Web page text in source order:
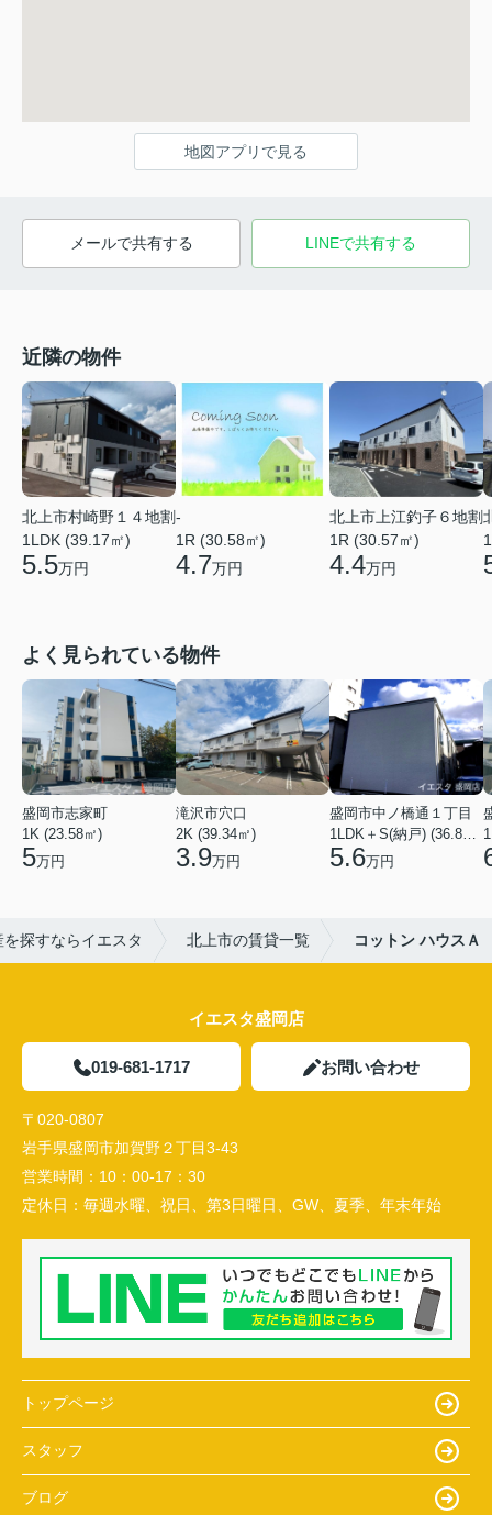
地図アプリで見る
メールで共有する LINEで共有する
近隣の物件
北上市村崎野１４地割
1LDK (39.17㎡)
5.5万円
-
1R (30.58㎡)
4.7万円
北上市上江釣子６地割
1R (30.57㎡)
4.4万円
よく見られている物件
盛岡市志家町
1K (23.58㎡)
5万円
滝沢市穴口
2K (39.34㎡)
3.9万円
盛岡市中ノ橋通１丁目
1LDK＋S(納戸) (36.80㎡)
5.6万円
探すならイエスタ 北上市の賃貸一覧 コットン ハウスＡ
イエスタ盛岡店
019-681-1717 お問い合わせ
〒020-0807
岩手県盛岡市加賀野２丁目3-43
営業時間： 10：00-17：30
定休日： 毎週水曜、祝日、第3日曜日、GW、夏季、年末年始
トップページ
スタッフ
ブログ